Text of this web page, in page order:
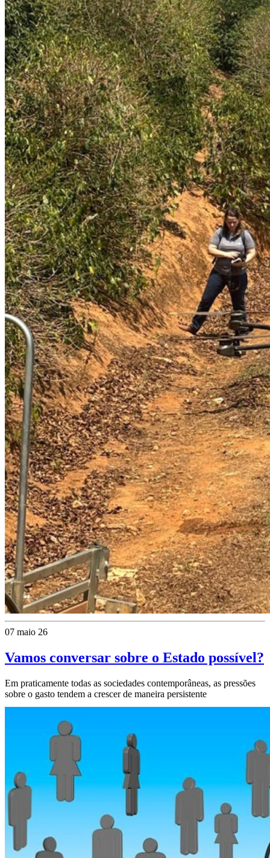
07 maio 26
Vamos conversar sobre o Estado possível?
Em praticamente todas as sociedades contemporâneas, as pressões
sobre o gasto tendem a crescer de maneira persistente